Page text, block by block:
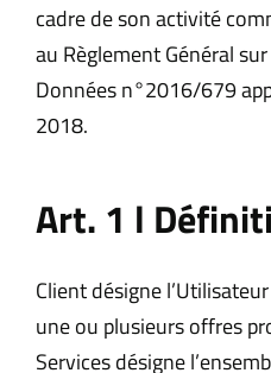
cadre de son activité
au Règlement Général
Données n°2016/679
2018.
Art. 1 l
Client désigne
une ou plusieurs offres
Services désigne